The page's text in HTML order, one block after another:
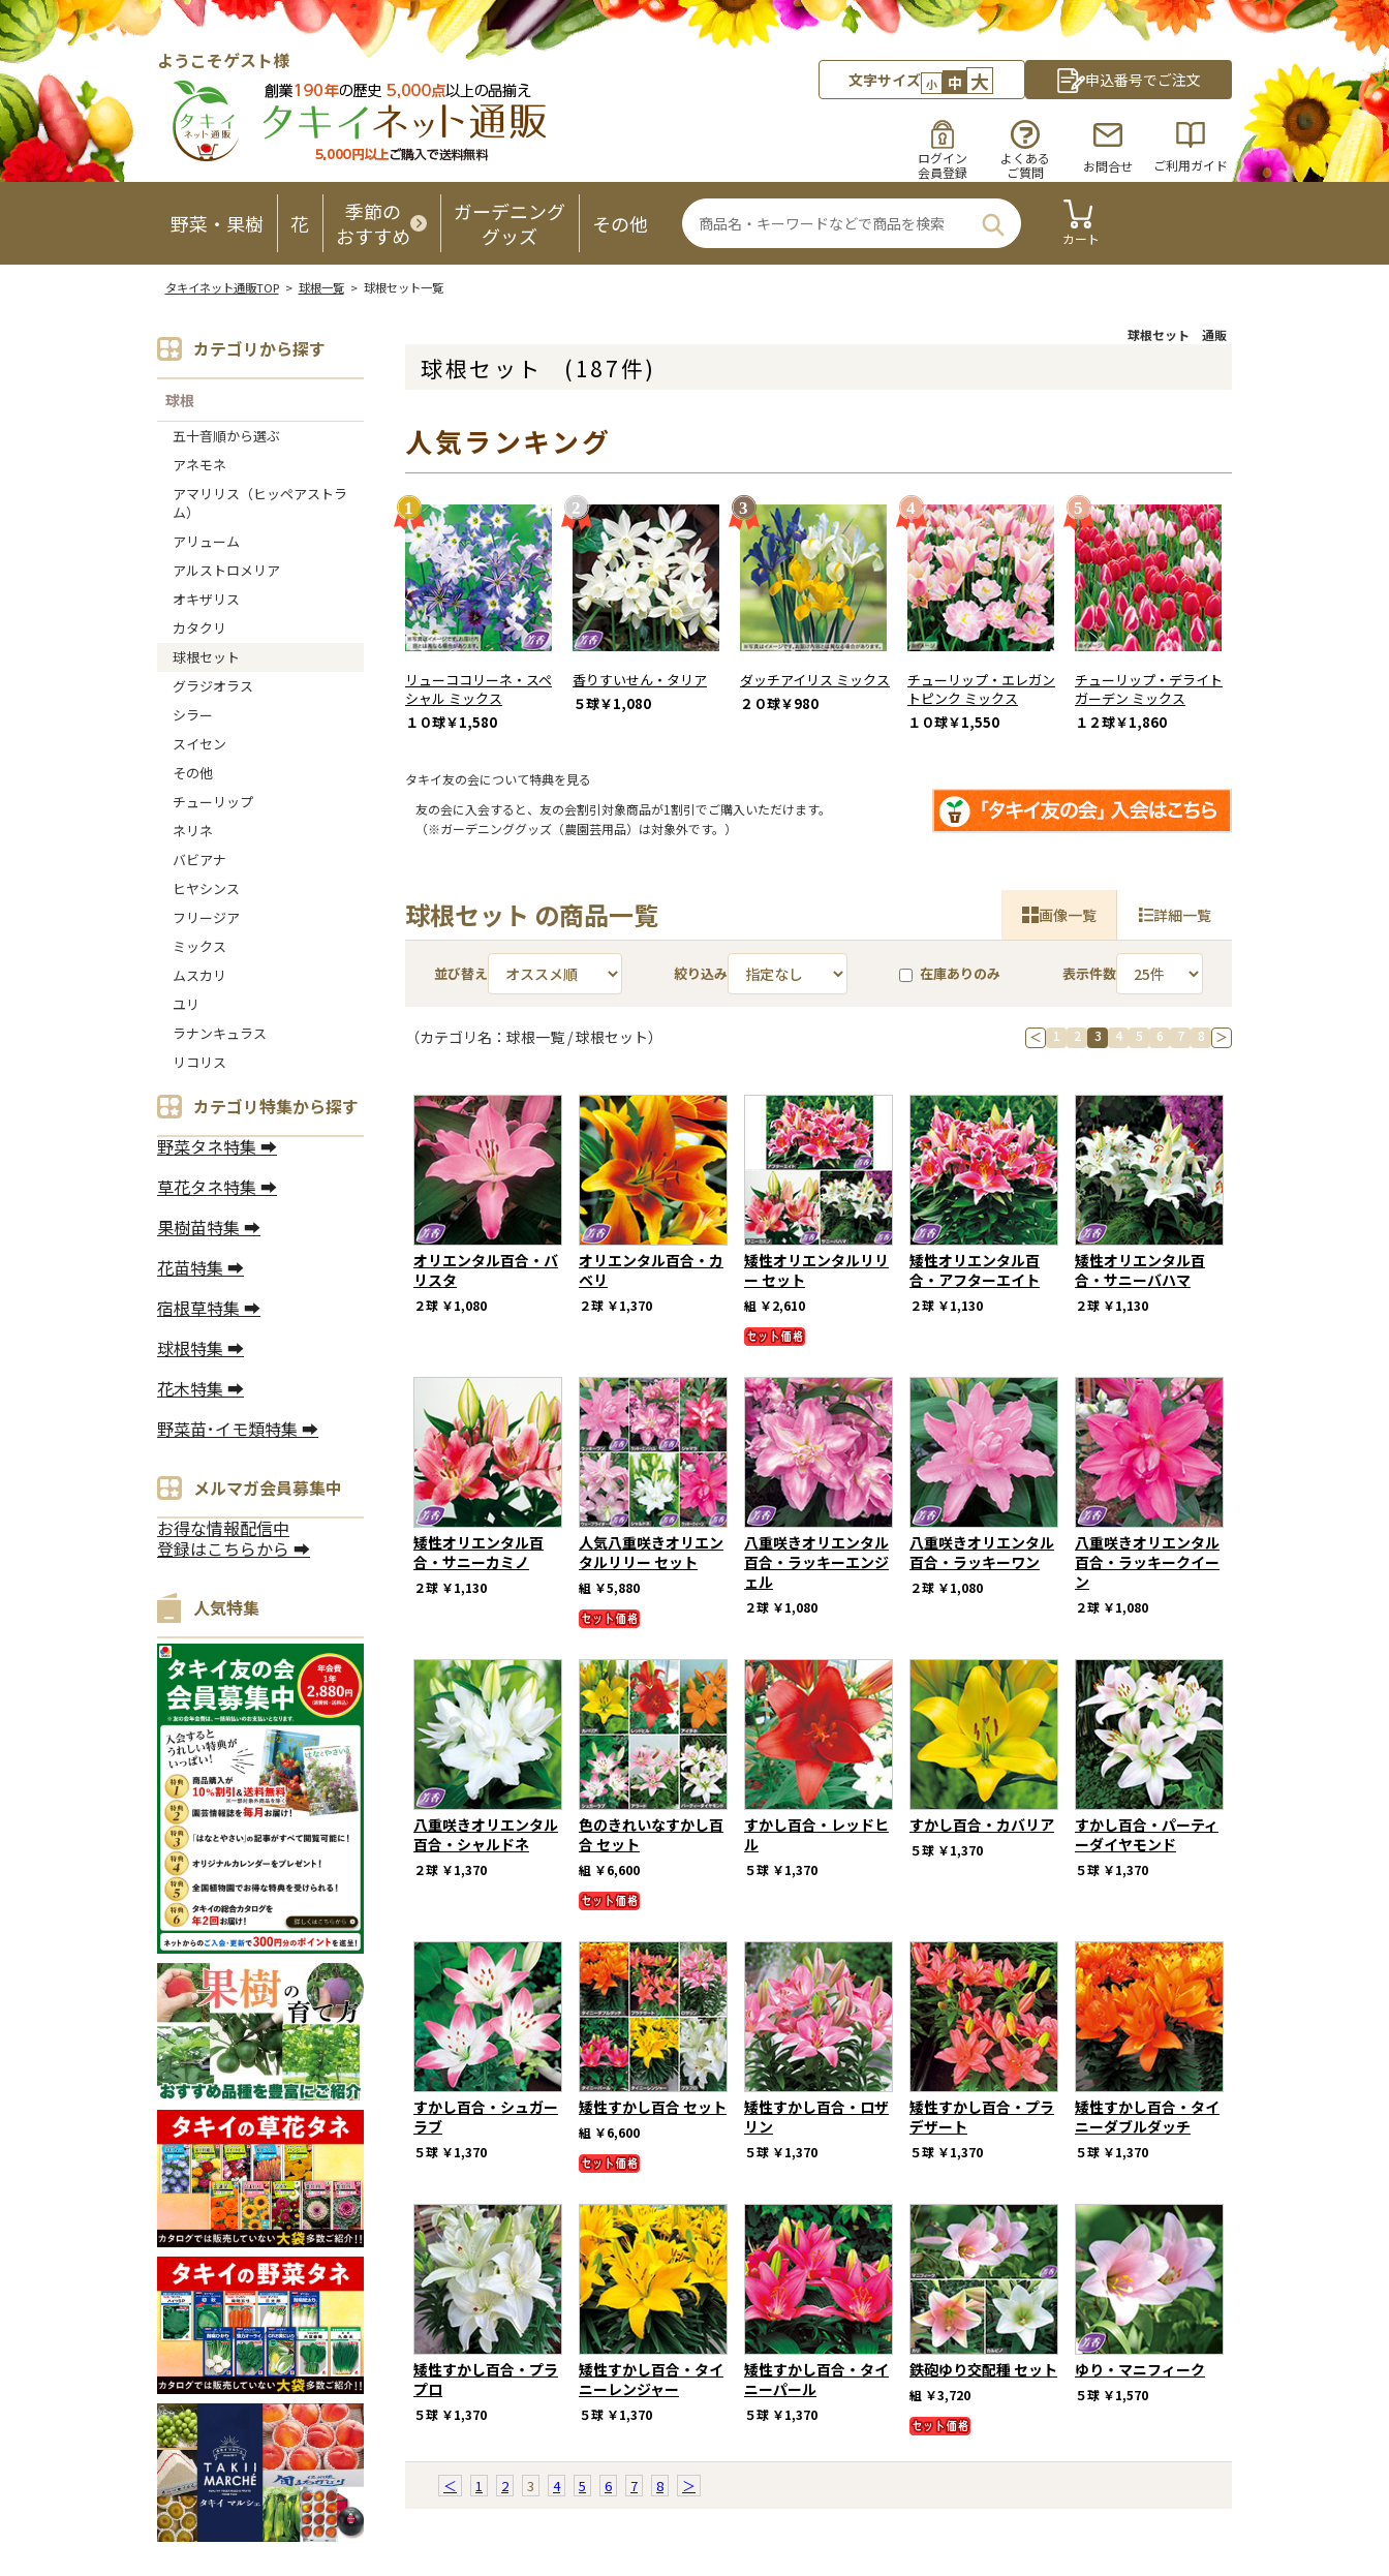
ようこそゲスト様
文字サイズ 小 中 大 申込番号でご注文
ログイン
会員登録
よくある
ご質問
お問合せ ご利用ガイド
野菜・果樹 花
季節の
おすすめ
ガーデニング
グッズ
その他
カート
タキイネット通販TOP> 球根一覧> 球根セット一覧
カテゴリから探す
球根
五十音順から選ぶ
アネモネ
アマリリス（ヒッペアストラ
ム）
アリューム
アルストロメリア
オキザリス
カタクリ
球根セット
グラジオラス
シラー
スイセン
その他
チューリップ
ネリネ
バビアナ
ヒヤシンス
フリージア
ミックス
ムスカリ
ユリ
ラナンキュラス
リコリス
カテゴリ特集から探す
野菜タネ特集 ➡
草花タネ特集 ➡
果樹苗特集 ➡
花苗特集 ➡
宿根草特集 ➡
球根特集 ➡
花木特集 ➡
野菜苗･イモ類特集 ➡
メルマガ会員募集中
お得な情報配信中
登録はこちらから ➡
人気特集
球根セット 通販
球根セット (187件)
人気ランキング
リューココリーネ・スペ
シャル ミックス
１０球￥1,580
香りすいせん・タリア
５球￥1,080
ダッチアイリス ミックス
２０球￥980
チューリップ・エレガン
トピンク ミックス
１０球￥1,550
チューリップ・デライト
ガーデン ミックス
１２球￥1,860
タキイ友の会について特典を見る
友の会に入会すると、友の会割引対象商品が1割引でご購入いただけます。
（※ガーデニンググッズ（農園芸用品）は対象外です。）
球根セット の商品一覧 画像一覧 詳細一覧
並び替え 絞り込み 在庫ありのみ 表示件数
（カテゴリ名：球根一覧 / 球根セット） ＜ 1 2 3 4 5 6 7 8 ＞
オリエンタル百合・バ
リスタ
２球 ￥1,080
オリエンタル百合・カ
ベリ
２球 ￥1,370
矮性オリエンタルリリ
ー セット
組 ￥2,610
矮性オリエンタル百
合・アフターエイト
２球 ￥1,130
矮性オリエンタル百
合・サニーバハマ
２球 ￥1,130
矮性オリエンタル百
合・サニーカミノ
２球 ￥1,130
人気八重咲きオリエン
タルリリー セット
組 ￥5,880
八重咲きオリエンタル
百合・ラッキーエンジ
ェル
２球 ￥1,080
八重咲きオリエンタル
百合・ラッキーワン
２球 ￥1,080
八重咲きオリエンタル
百合・ラッキークイー
ン
２球 ￥1,080
八重咲きオリエンタル
百合・シャルドネ
２球 ￥1,370
色のきれいなすかし百
合 セット
組 ￥6,600
すかし百合・レッドヒ
ル
５球 ￥1,370
すかし百合・カバリア
５球 ￥1,370
すかし百合・パーティ
ーダイヤモンド
５球 ￥1,370
すかし百合・シュガー
ラブ
５球 ￥1,370
矮性すかし百合 セット
組 ￥6,600
矮性すかし百合・ロザ
リン
５球 ￥1,370
矮性すかし百合・プラ
デザート
５球 ￥1,370
矮性すかし百合・タイ
ニーダブルダッチ
５球 ￥1,370
矮性すかし百合・プラ
プロ
５球 ￥1,370
矮性すかし百合・タイ
ニーレンジャー
５球 ￥1,370
矮性すかし百合・タイ
ニーパール
５球 ￥1,370
鉄砲ゆり交配種 セット
組 ￥3,720
ゆり・マニフィーク
５球 ￥1,570
＜ 1 2 3 4 5 6 7 8 ＞